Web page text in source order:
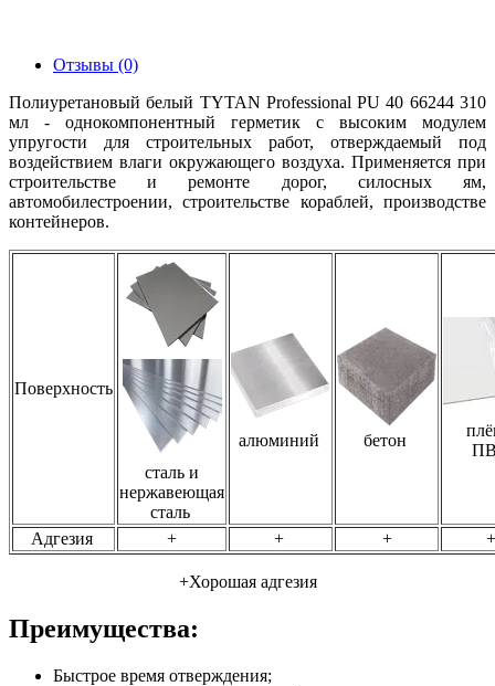
Отзывы (0)
Полиуретановый белый TYTAN Professional PU 40 66244 310
мл - однокомпонентный герметик с высоким модулем
упругости для строительных работ, отверждаемый под
воздействием влаги окружающего воздуха. Применяется при
строительстве и ремонте дорог, силосных ям,
автомобилестроении, строительстве кораблей, производстве
контейнеров.
Поверхность
сталь и
нержавеющая
сталь
алюминий бетон
Адгезия + + +
+Хорошая адгезия
Преимущества:
Быстрое время отверждения;